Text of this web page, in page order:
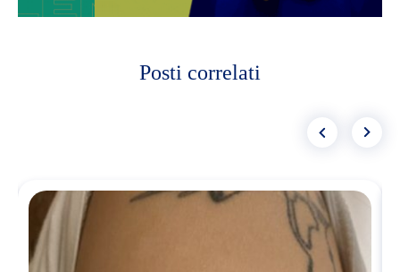
Posti correlati